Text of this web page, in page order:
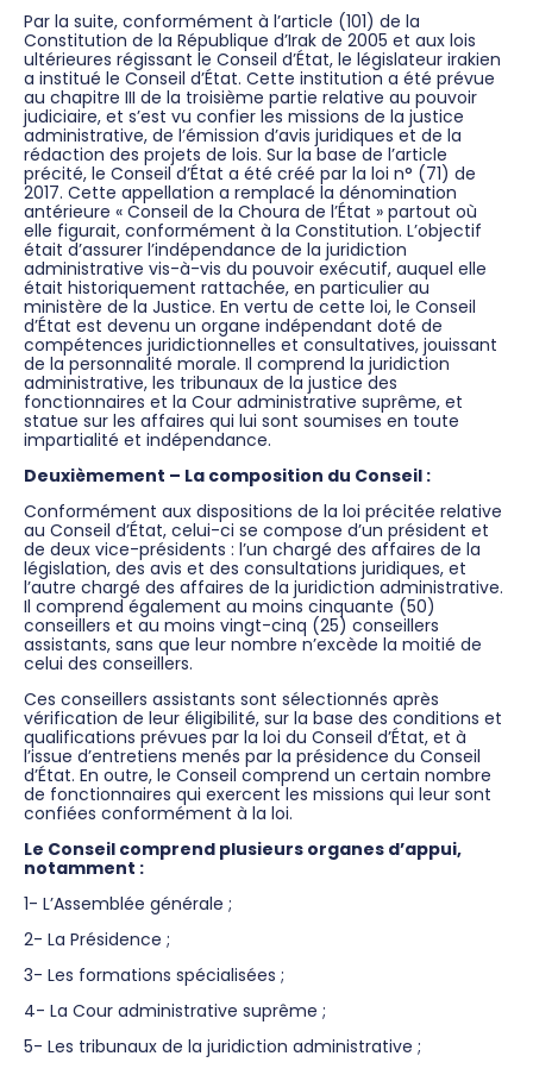
Par la suite, conformément à l’article (101) de la
Constitution de la République d’Irak de 2005 et aux lois
ultérieures régissant le Conseil d’État, le législateur irakien
a institué le Conseil d’État. Cette institution a été prévue
au chapitre III de la troisième partie relative au pouvoir
judiciaire, et s’est vu confier les missions de la justice
administrative, de l’émission d’avis juridiques et de la
rédaction des projets de lois. Sur la base de l’article
précité, le Conseil d’État a été créé par la loi n° (71) de
2017. Cette appellation a remplacé la dénomination
antérieure « Conseil de la Choura de l’État » partout où
elle figurait, conformément à la Constitution. L’objectif
était d’assurer l’indépendance de la juridiction
administrative vis-à-vis du pouvoir exécutif, auquel elle
était historiquement rattachée, en particulier au
ministère de la Justice. En vertu de cette loi, le Conseil
d’État est devenu un organe indépendant doté de
compétences juridictionnelles et consultatives, jouissant
de la personnalité morale. Il comprend la juridiction
administrative, les tribunaux de la justice des
fonctionnaires et la Cour administrative suprême, et
statue sur les affaires qui lui sont soumises en toute
impartialité et indépendance.
Deuxièmement – La composition du Conseil :
Conformément aux dispositions de la loi précitée relative
au Conseil d’État, celui-ci se compose d’un président et
de deux vice-présidents : l’un chargé des affaires de la
législation, des avis et des consultations juridiques, et
l’autre chargé des affaires de la juridiction administrative.
Il comprend également au moins cinquante (50)
conseillers et au moins vingt-cinq (25) conseillers
assistants, sans que leur nombre n’excède la moitié de
celui des conseillers.
Ces conseillers assistants sont sélectionnés après
vérification de leur éligibilité, sur la base des conditions et
qualifications prévues par la loi du Conseil d’État, et à
l’issue d’entretiens menés par la présidence du Conseil
d’État. En outre, le Conseil comprend un certain nombre
de fonctionnaires qui exercent les missions qui leur sont
confiées conformément à la loi.
Le Conseil comprend plusieurs organes d’appui,
notamment :
1- L’Assemblée générale ;
2- La Présidence ;
3- Les formations spécialisées ;
4- La Cour administrative suprême ;
5- Les tribunaux de la juridiction administrative ;